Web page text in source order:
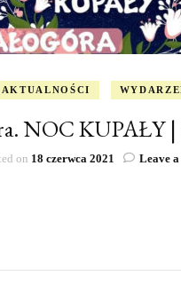
AKTUALNOŚCI
NOC KUPAŁY |
on 18 czerwca 2021 Leave